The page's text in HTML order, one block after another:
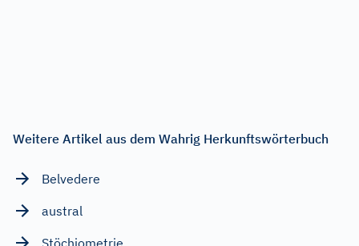
Weitere Artikel aus dem Wahrig Herkunftswörterbuch
Belvedere
austral
Stöchiometrie